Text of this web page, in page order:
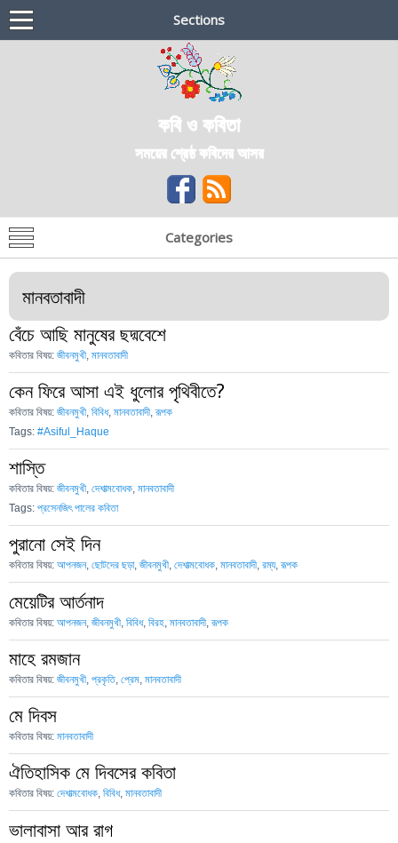
Sections
কবি ও কবিতা
সময়ের শ্রেষ্ঠ কবিদের আসর
Categories
মানবতাবাদী
বেঁচে আছি মানুষের ছদ্মবেশে
কবিতার বিষয়: জীবনমুখী, মানবতাবাদী
কেন ফিরে আসা এই ধুলোর পৃথিবীতে?
কবিতার বিষয়: জীবনমুখী, বিবিধ, মানবতাবাদী,রূপক
Tags: #Asiful_Haque
শাস্তি
কবিতার বিষয়: জীবনমুখী, দেশাত্মবোধক, মানবতাবাদী
Tags: প্রসেনজিৎ পালের কবিতা
পুরানো সেই দিন
কবিতার বিষয়: আপনজন, ছোটদের ছড়া, জীবনমুখী, দেশাত্মবোধক, মানবতাবাদী, রম্য,রূপক
মেয়েটির আর্তনাদ
কবিতার বিষয়: আপনজন, জীবনমুখী বিবিধ, বিরহ মানবতাবাদী ,রূপক
মাহে রমজান
কবিতার বিষয়: জীবনমুখী, প্রকৃতি, প্রেম, মানবতাবাদী
মে দিবস
কবিতার বিষয়: মানবতাবাদী
ঐতিহাসিক মে দিবসের কবিতা
কবিতার বিষয়: দেশাত্মবোধক, বিবিধ, মানবতাবাদী
ভালাবাসা আর রাগ